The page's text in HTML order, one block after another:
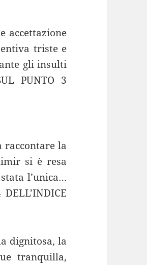
accettazione
triste e
gli insulti
PUNTO 3
raccontare la
si è resa
l’unica…
dignitosa, la
tranquilla,